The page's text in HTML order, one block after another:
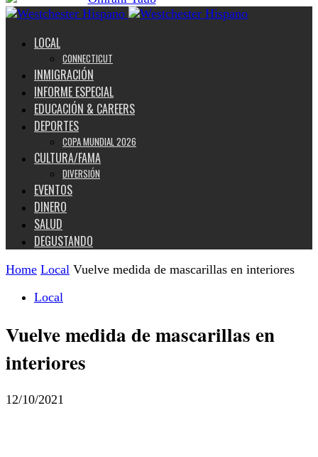
LOCAL
CONNECTICUT
INMIGRACIÓN
INFORME ESPECIAL
EDUCACIÓN & CAREERS
DEPORTES
COPA MUNDIAL 2026
CULTURA/FAMA
DIVERSIÓN
EVENTOS
DINERO
SALUD
DEGUSTANDO
Home Local Vuelve medida de mascarillas en interiores
Local
Vuelve medida de mascarillas en
interiores
12/10/2021